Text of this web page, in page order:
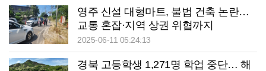
영주 신설 대형마트, 불법 건축 논란…
교통 혼잡·지역 상권 위협까지
2025-06-11 05:24:13
경북 고등학생 1,271명 학업 중단… 해